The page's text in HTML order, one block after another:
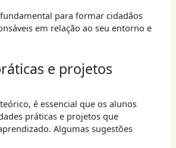
para formar cidadãos
em relação ao seu entorno e
e projetos
é essencial que os alunos
práticas e projetos que
Algumas sugestões